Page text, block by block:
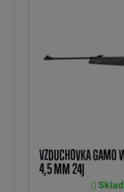
VZDUCHOVKA GAMO
4,5 MM 24J